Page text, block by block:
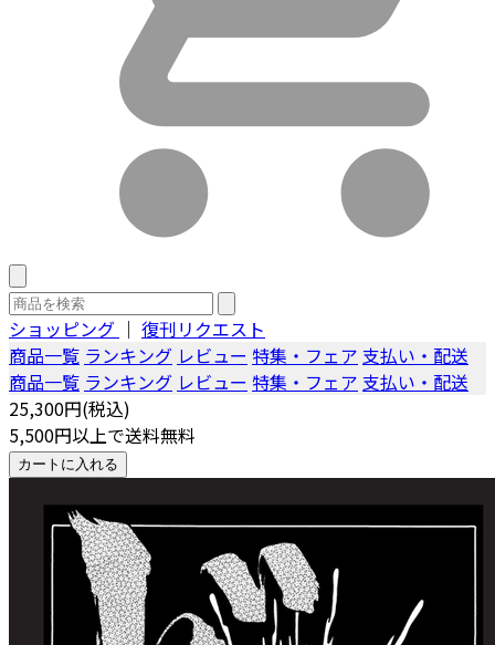
ショッピング ｜ 復刊リクエスト
商品一覧 ランキング レビュー 特集・フェア 支払い・配送
商品一覧 ランキング レビュー 特集・フェア 支払い・配送
25,300円(税込)
5,500円以上で送料無料
カートに入れる